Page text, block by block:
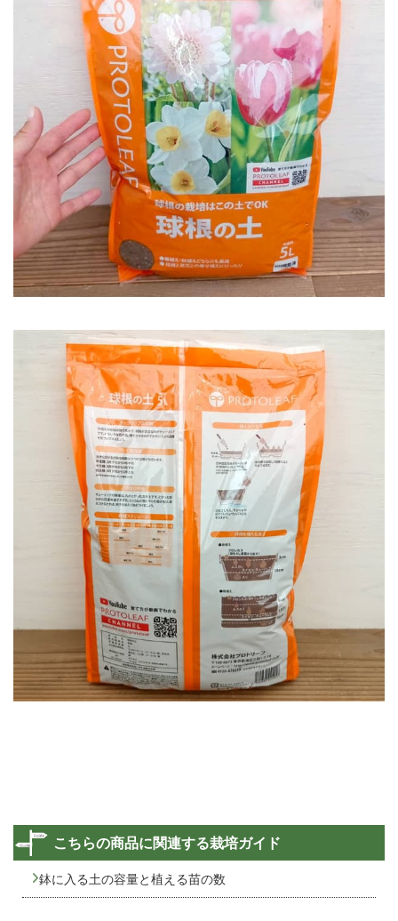
こちらの商品に関連する栽培ガイド
鉢に入る土の容量と植える苗の数